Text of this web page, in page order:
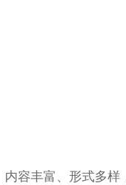
容丰富、形式多